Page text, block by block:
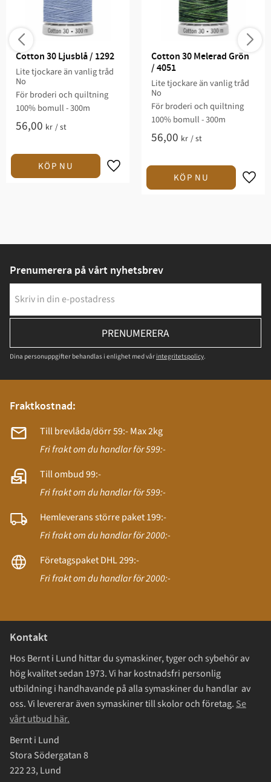
Cotton 30 Ljusblå / 1292
Lite tjockare än vanlig tråd
No
För broderi och quiltning​
100% bomull - 300m
56,00 kr /st
Cotton 30 Melerad Grön
/ 4051
Lite tjockare än vanlig tråd
No
För broderi och quiltning​
100% bomull - 300m
56,00 kr /st
Prenumerera på vårt nyhetsbrev
PRENUMERERA
Dina personuppgifter behandlas i enlighet med vår integritetspolicy.
Fraktkostnad:
Till brevlåda/dörr 59:- Max 2kg
Fri frakt om du handlar för 599:-
Till ombud 99:-
Fri frakt om du handlar för 599:-
Hemleverans större paket 199:-
Fri frakt om du handlar för 2000:-
Företagspaket DHL 299:-
Fri frakt om du handlar för 2000:-
Kontakt
Hos Bernt i Lund hittar du symaskiner, tyger och sybehör av
hög kvalitet sedan 1973. Vi har kostnadsfri personlig
utbildning i handhavande på alla symaskiner du handlar av
oss. Vi levererar även symaskiner till skolor och företag. Se
vårt utbud här.
Bernt i Lund
Stora Södergatan 8
222 23, Lund